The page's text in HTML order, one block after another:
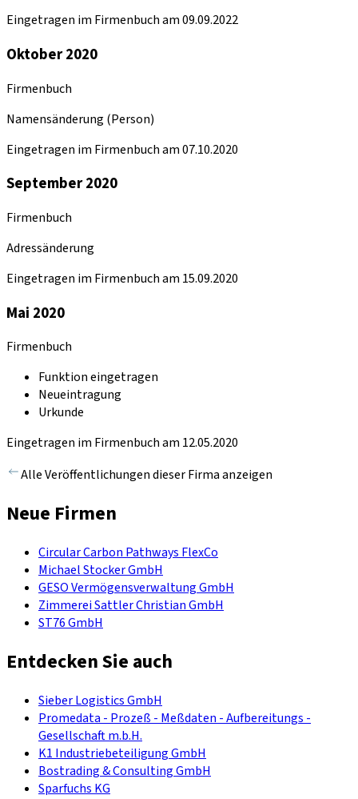
Eingetragen im Firmenbuch am 09.09.2022
Oktober 2020
Firmenbuch
Namensänderung (Person)
Eingetragen im Firmenbuch am 07.10.2020
September 2020
Firmenbuch
Adressänderung
Eingetragen im Firmenbuch am 15.09.2020
Mai 2020
Firmenbuch
Funktion eingetragen
Neueintragung
Urkunde
Eingetragen im Firmenbuch am 12.05.2020
Alle Veröffentlichungen dieser Firma anzeigen
Neue Firmen
Circular Carbon Pathways FlexCo
Michael Stocker GmbH
GESO Vermögensverwaltung GmbH
Zimmerei Sattler Christian GmbH
ST76 GmbH
Entdecken Sie auch
Sieber Logistics GmbH
Promedata - Prozeß - Meßdaten - Aufbereitungs -
Gesellschaft m.b.H.
K1 Industriebeteiligung GmbH
Bostrading & Consulting GmbH
Sparfuchs KG